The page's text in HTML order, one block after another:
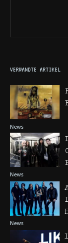
VERWANDTE ARTIKEL
News
News
News